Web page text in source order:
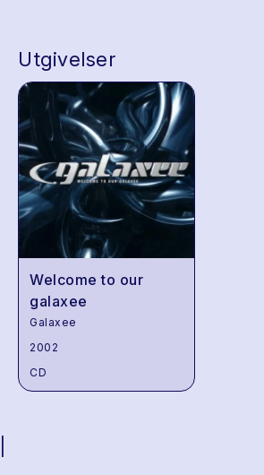
Utgivelser
Welcome to our
galaxee
Galaxee
2002
CD